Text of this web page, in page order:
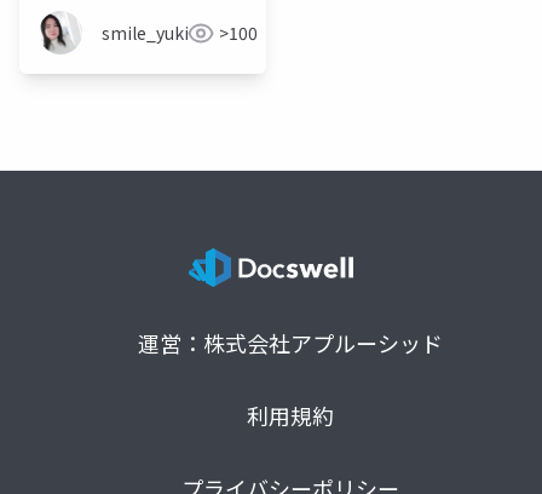
ックフレーム録画視聴
×立場の異なる4人の視
点で多角に評価する編
smile_yukiko_it>100
運営：株式会社アプルーシッド
利用規約